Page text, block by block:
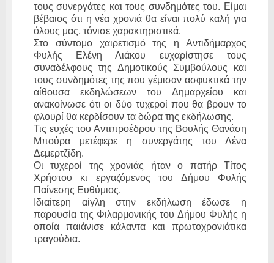
τους συνεργάτες και τους συνδημότες του. Είμαι
βέβαιος ότι η νέα χρονιά θα είναι πολύ καλή για
όλους μας, τόνισε χαρακτηριστικά.
Στο σύντομο χαιρετισμό της η Αντιδήμαρχος
Φυλής Ελένη Λιάκου ευχαρίστησε τους
συναδέλφους της Δημοτικούς Συμβούλους και
τους συνδημότες της που γέμισαν ασφυκτικά την
αίθουσα εκδηλώσεων του Δημαρχείου και
ανακοίνωσε ότι οι δύο τυχεροί που θα βρουν το
φλουρί θα κερδίσουν τα δώρα της εκδήλωσης.
Τις ευχές του Αντιπροέδρου της Βουλής Θανάση
Μπούρα μετέφερε η συνεργάτης του Λένα
Δεμερτζίδη.
Οι τυχεροί της χρονιάς ήταν ο πατήρ Τίτος
Χρήστου κι εργαζόμενος του Δήμου Φυλής
Παίνεσης Ευθύμιος.
Ιδιαίτερη αίγλη στην εκδήλωση έδωσε η
παρουσία της Φιλαρμονικής του Δήμου Φυλής η
οποία παιάνισε κάλαντα και πρωτοχρονιάτικα
τραγούδια.